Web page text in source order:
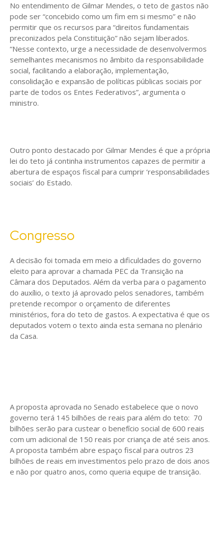
No entendimento de Gilmar Mendes, o teto de gastos não
pode ser “concebido como um fim em si mesmo” e não
permitir que os recursos para “direitos fundamentais
preconizados pela Constituição” não sejam liberados.
“Nesse contexto, urge a necessidade de desenvolvermos
semelhantes mecanismos no âmbito da responsabilidade
social, facilitando a elaboração, implementação,
consolidação e expansão de políticas públicas sociais por
parte de todos os Entes Federativos”, argumenta o
ministro.
Outro ponto destacado por Gilmar Mendes é que a própria
lei do teto já continha instrumentos capazes de permitir a
abertura de espaços fiscal para cumprir ‘responsabilidades
sociais’ do Estado.
Congresso
A decisão foi tomada em meio a dificuldades do governo
eleito para aprovar a chamada PEC da Transição na
Câmara dos Deputados. Além da verba para o pagamento
do auxílio, o texto já aprovado pelos senadores, também
pretende recompor o orçamento de diferentes
ministérios, fora do teto de gastos. A expectativa é que os
deputados votem o texto ainda esta semana no plenário
da Casa.
A proposta aprovada no Senado estabelece que o novo
governo terá 145 bilhões de reais para além do teto: 70
bilhões serão para custear o benefício social de 600 reais
com um adicional de 150 reais por criança de até seis anos.
A proposta também abre espaço fiscal para outros 23
bilhões de reais em investimentos pelo prazo de dois anos
e não por quatro anos, como queria equipe de transição.